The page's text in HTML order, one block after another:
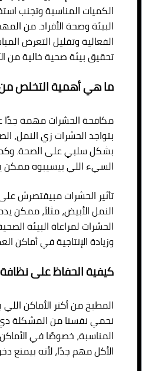
الكميات المناسبة وتجنب
البيئة وصحة الأفراد. من
الفعالية وتقليل التعرض
تحقيق بيئة صحية خالية من
ما هي أهمية التخلص من
مكافحة الحشرات مهمة جدًا
بتواجد الحشرات زي النمل،
بشكل سلبي على الصحة.
السيء اللي بيسيبوه ممكن
تأثير الحشرات مبيقتصرش
النمل الأبيض، مثلاً، ممكن
الحشرات لمراعاة البيئة
وزيادة الإنتاجية في أماكن
كيفية الحفاظ على
المطبخ من أكتر الأماكن
نحمي نفسنا من المشكلة
المناسبة، خصوصًا في
الأكل مهم جدًا، لأنه بيمنع